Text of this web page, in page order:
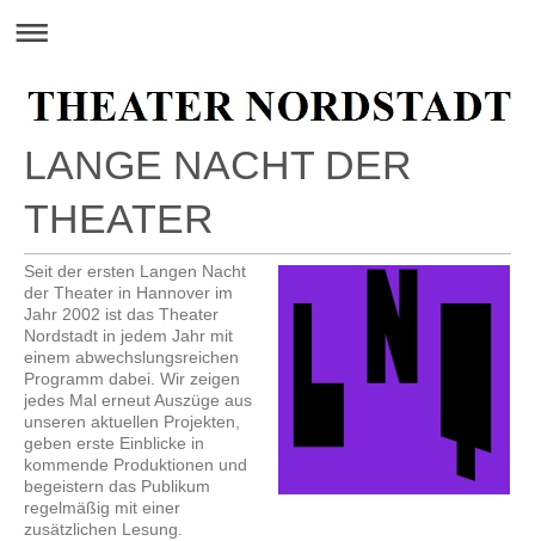
LANGE NACHT DER
THEATER
Seit der ersten Langen Nacht
der Theater in Hannover im
Jahr 2002 ist das Theater
Nordstadt in jedem Jahr mit
einem abwechslungsreichen
Programm dabei. Wir zeigen
jedes Mal erneut Auszüge aus
unseren aktuellen Projekten,
geben erste Einblicke in
kommende Produktionen und
begeistern das Publikum
regelmäßig mit einer
zusätzlichen Lesung.